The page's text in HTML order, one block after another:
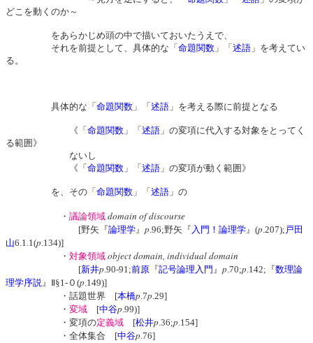
どこを動くのか～
をあらかじめ頭の中で描いておいたうえで、
それを前提として、具体的な「 命題関数 」「 述語 」を考えてい
る。
具体的な「 命題関数 」「 述語 」を考える際に前提となる
《「 命題関数 」「 述語 」の変項に代入する対象をとってく
る範囲》
ないし
《「 命題関数 」「 述語 」の変項が動く範囲》
を、その「 命題関数 」「 述語 」の
・ 議論領域 domain of discourse
[野矢『論理学』 p.96;野矢『 入門！論理学』(p.207); 戸田
山6.1.1(p.134)]
・ 対象領域 object domain, individual domain
[新井p.90-91;前原 『記号論理入門 』 p.70;p.142;『数理論
理学序説』Ⅱ§1-０(p.149)]
・話題世界 [本橋p.7p.29]
・ 変域 [中谷p.99)]
・変項の定義域 [松井p.36;p.154]
・全体集合 [中谷p.76]